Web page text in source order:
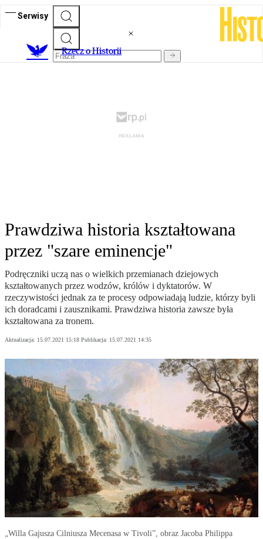
Serwisy
Rzecz o Historii
Prawdziwa historia kształtowana
przez "szare eminencje"
Podręczniki uczą nas o wielkich przemianach dziejowych
kształtowanych przez wodzów, królów i dyktatorów. W
rzeczywistości jednak za te procesy odpowiadają ludzie, którzy byli
ich doradcami i zausznikami. Prawdziwa historia zawsze była
kształtowana za tronem.
Aktualizacja: 15.07.2021 15:18 Publikacja: 15.07.2021 14:35
„Willa Gajusza Cilniusza Mecenasa w Tivoli”, obraz Jacoba Philippa